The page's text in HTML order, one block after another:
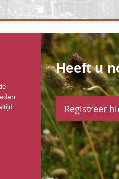
Heeft u
Registreer